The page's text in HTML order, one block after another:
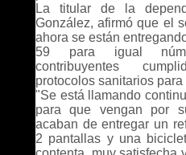
La titular de la
González, afirmó que el
ahora se están
59 para igual
contribuyentes
protocolos sanitarios
"Se está llamando
para que vengan por
acaban de entregar un
2 pantallas y una